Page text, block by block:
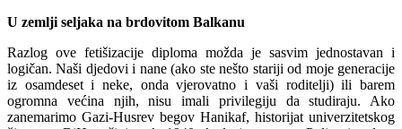
U zemlji seljaka na brdovitom Balkanu
Razlog ove fetišizacije diploma možda je sasvim jednostavan i
logičan. Naši djedovi i nane (ako ste nešto stariji od moje generacije
iz osamdeset i neke, onda vjerovatno i vaši roditelji) ili barem
ogromna većina njih, nisu imali privilegiju da studiraju. Ako
zanemarimo Gazi-Husrev begov Hanikaf, historijat univerzitetskog